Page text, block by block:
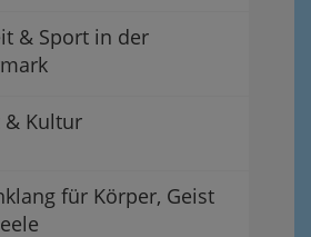
& Sport in der
& Kultur
für Körper, Geist